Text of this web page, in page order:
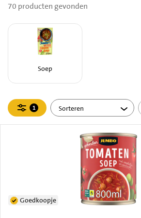
70 producten gevonden
Soep
Filteren
1
actief
Goedkoopje